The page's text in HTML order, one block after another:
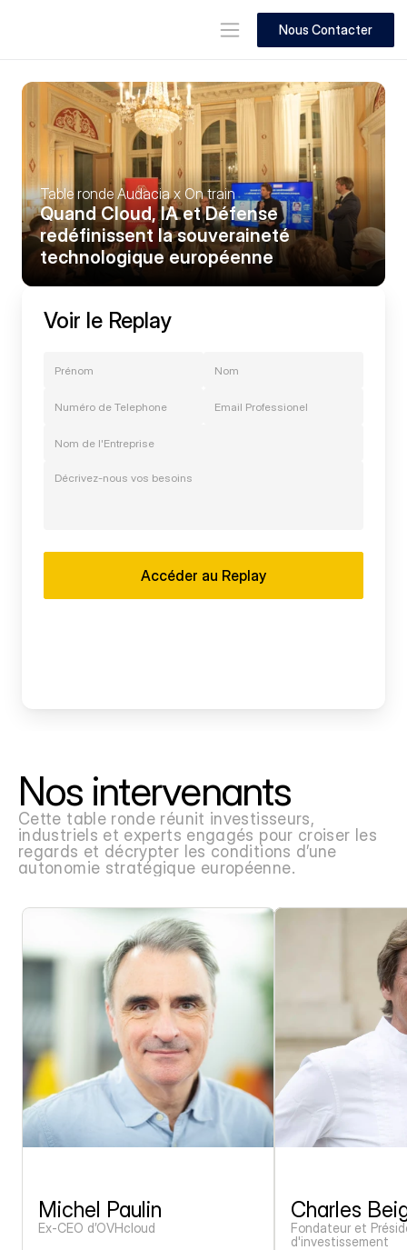
Nous Contacter
Table ronde Audacia x On train
Quand Cloud, IA et Défense
redéfinissent la souveraineté
technologique européenne
Voir le Replay
Accéder au Replay
Nos intervenants
Cette table ronde réunit investisseurs,
industriels et experts engagés pour croiser les
regards et décrypter les conditions d’une
autonomie stratégique européenne.
Michel Paulin
Ex-CEO d’OVHcloud
Charles
Fondateur et
d'investissement